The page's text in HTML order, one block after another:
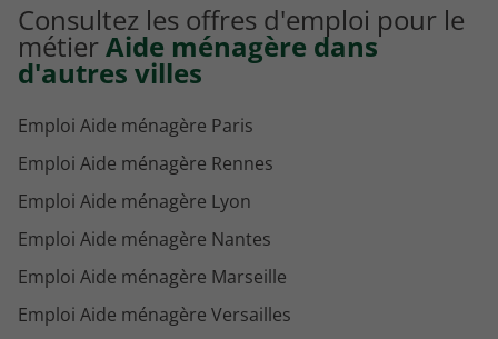
Consultez les offres d'emploi pour le
métierAide ménagère dans
d'autres villes
Emploi Aide ménagère Paris
Emploi Aide ménagère Rennes
Emploi Aide ménagère Lyon
Emploi Aide ménagère Nantes
Emploi Aide ménagère Marseille
Emploi Aide ménagère Versailles